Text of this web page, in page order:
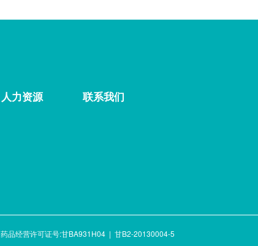
人力资源 联系我们
药品经营许可证号:甘BA931H04 | 甘B2-20130004-5